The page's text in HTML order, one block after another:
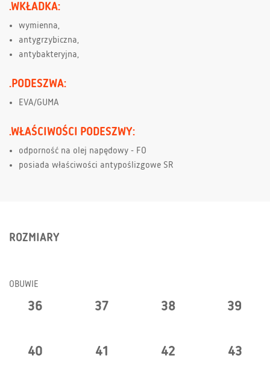
.WKŁADKA:
wymienna,
antygrzybiczna,
antybakteryjna,
.PODESZWA:
EVA/GUMA
.WŁAŚCIWOŚCI PODESZWY:
odporność na olej napędowy - FO
posiada właściwości antypoślizgowe SR
ROZMIARY
OBUWIE
36 37 38 39
40 41 42 43